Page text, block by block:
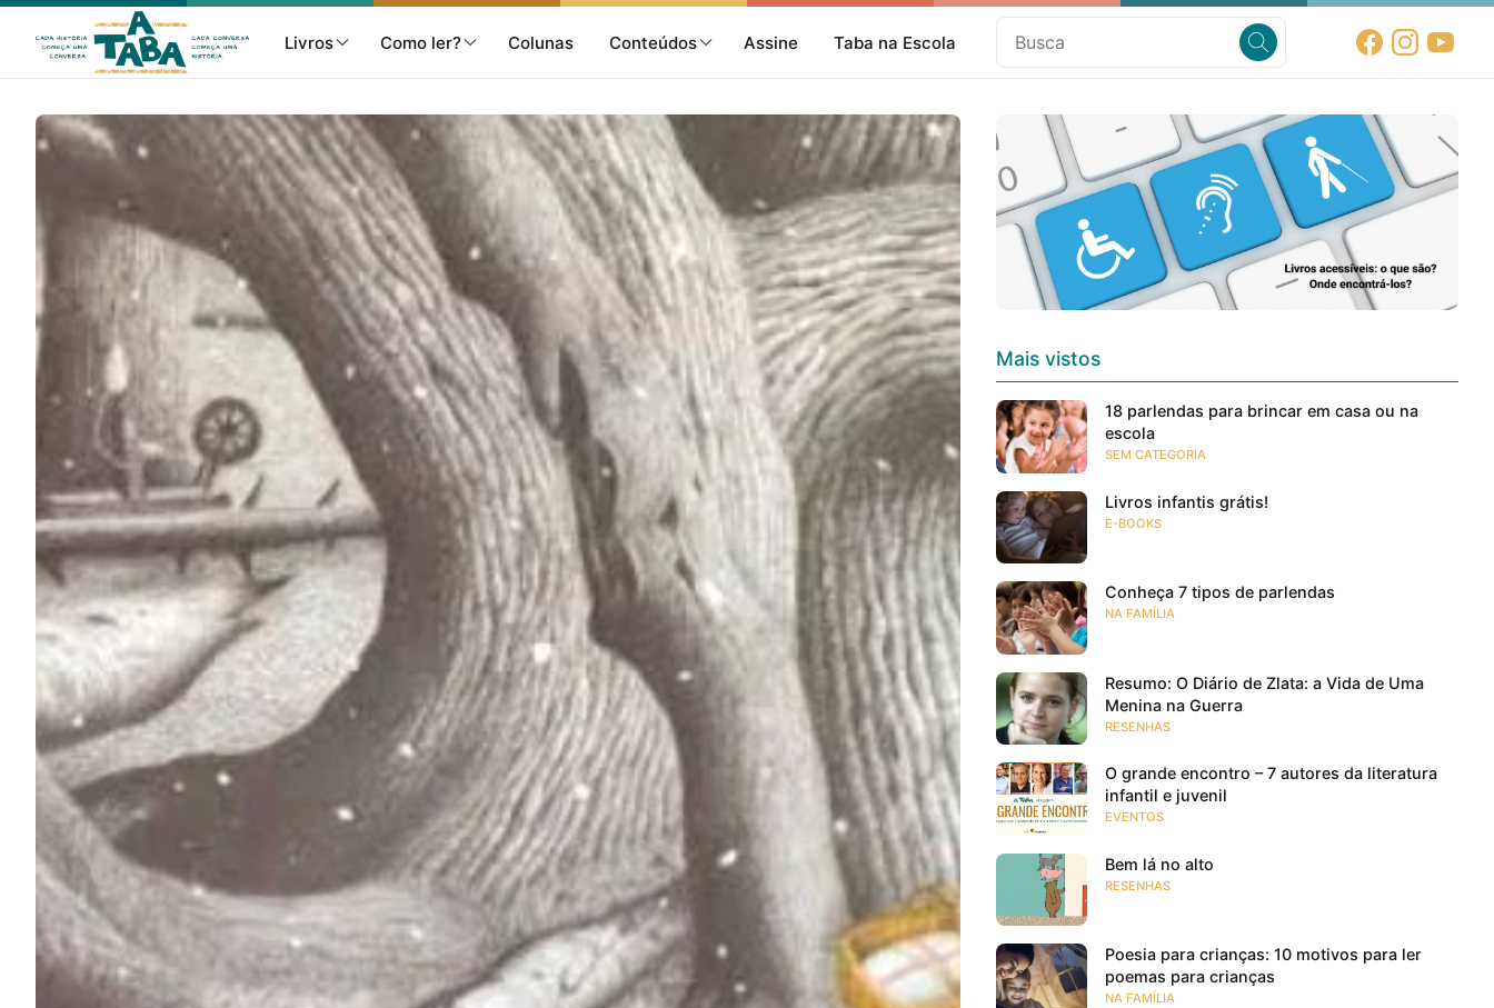
Livros Como ler? Colunas Conteúdos Assine Taba na Escola
Clube de Leitores
Listas
Como ler?
Na escola
Na família
Colunas
Conteúdos
Colecionáveis
Cursos On line
E-Books
Eventos
Mais vistos
18 parlendas para brincar em casa ou na
escola
SEM CATEGORIA
Livros infantis grátis!
E-BOOKS
Conheça 7 tipos de parlendas
NA FAMÍLIA
Resumo: O Diário de Zlata: a Vida de Uma
Menina na Guerra
RESENHAS
O grande encontro – 7 autores da literatura
infantil e juvenil
EVENTOS
Bem lá no alto
RESENHAS
Poesia para crianças: 10 motivos para ler
poemas para crianças
NA FAMÍLIA